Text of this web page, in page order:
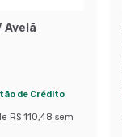
Avelã
de Crédito
R$ 110,48 sem